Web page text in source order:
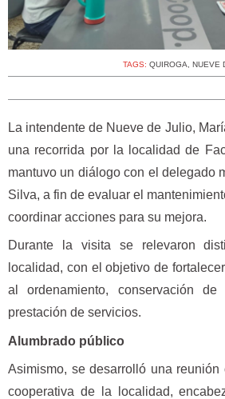
TAGS: QUIROGA, NUEVE
La intendente de Nueve de Julio,
una recorrida por la localidad de
mantuvo un diálogo con el delegado
Silva, a fin de evaluar el
coordinar acciones para su mejora.
Durante la visita se relevaron
localidad, con el objetivo de
al ordenamiento, conservación
prestación de servicios.
Alumbrado público
Asimismo, se desarrolló una reunión
cooperativa de la localidad,